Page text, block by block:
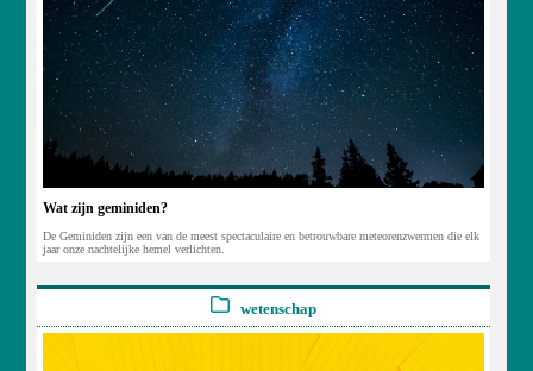
Wat zijn geminiden?
De Geminiden zijn een van de meest spectaculaire en betrouwbare meteorenzwermen die elk
jaar onze nachtelijke hemel verlichten.
wetenschap